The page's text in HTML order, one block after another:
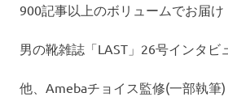
900記事以上のボリュームでお届け
男の靴雑誌「LAST」26号インタビ
他、Amebaチョイス監修(一部執筆)